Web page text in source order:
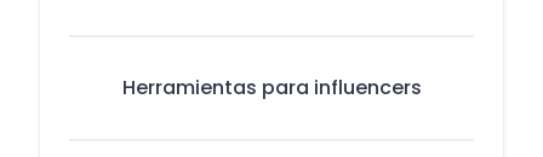
Herramientas para influencers